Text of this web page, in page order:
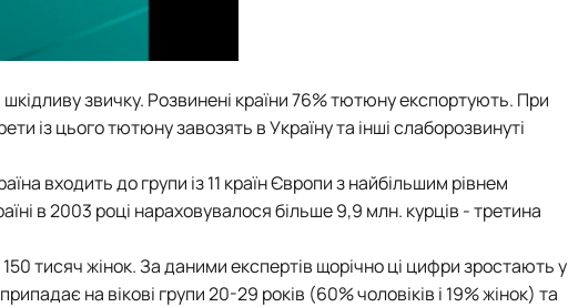
звичку. Розвинені країни 76% тютюну експортують. При
із цього тютюну завозять в Україну та інші слаборозвинуті
входить до групи із 11 країн Європи з найбільшим рівнем
в 2003 році нараховувалося більше 9,9 млн. курців - третина
тисяч жінок. За даними експертів щорічно ці цифри зростають у
на вікові групи 20-29 років (60% чоловіків і 19% жінок) та